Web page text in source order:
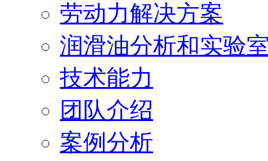
劳动力解决方案
润滑油分析和实验
技术能力
团队介绍
案例分析